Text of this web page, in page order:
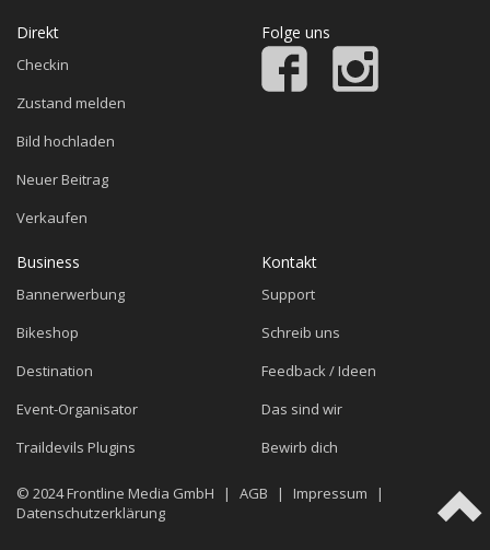
Direkt
Checkin
Zustand melden
Bild hochladen
Neuer Beitrag
Verkaufen
Folge uns
Business
Bannerwerbung
Bikeshop
Destination
Event-Organisator
Traildevils Plugins
Kontakt
Support
Schreib uns
Feedback / Ideen
Das sind wir
Bewirb dich
© 2024Frontline Media GmbH | AGB | Impressum
|
Datenschutzerklärung